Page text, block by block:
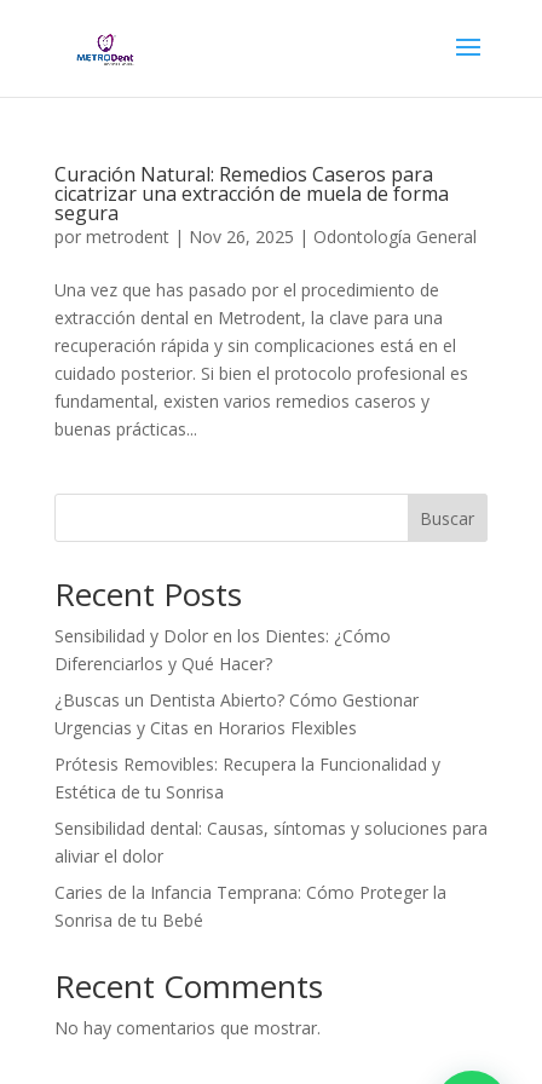
Curación Natural: Remedios Caseros para
cicatrizar una extracción de muela de forma
segura
por metrodent| Nov 26, 2025 | Odontología General
Una vez que has pasado por el procedimiento de
extracción dental en Metrodent, la clave para una
recuperación rápida y sin complicaciones está en el
cuidado posterior. Si bien el protocolo profesional es
fundamental, existen varios remedios caseros y
buenas prácticas...
Buscar
Recent Posts
Sensibilidad y Dolor en los Dientes: ¿Cómo
Diferenciarlos y Qué Hacer?
¿Buscas un Dentista Abierto? Cómo Gestionar
Urgencias y Citas en Horarios Flexibles
Prótesis Removibles: Recupera la Funcionalidad y
Estética de tu Sonrisa
Sensibilidad dental: Causas, síntomas y soluciones para
aliviar el dolor
Caries de la Infancia Temprana: Cómo Proteger la
Sonrisa de tu Bebé
Recent Comments
No hay comentarios que mostrar.